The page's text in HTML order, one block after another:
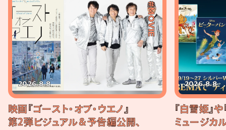
#MOVIE
2026.8.8
映画『ゴースト・オブ・ウエノ』
第2弾ビジュアル＆予告編公開、
2026.8.8
『白雪姫』
ミュージカル